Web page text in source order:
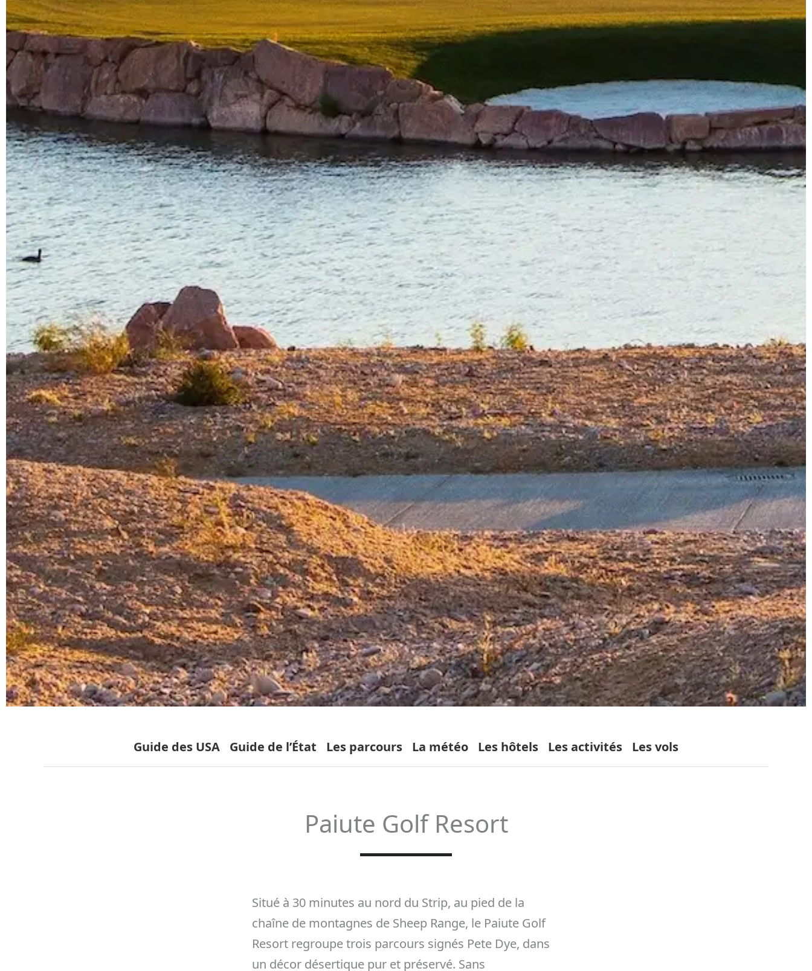
Guide des USA Guide de l’État Les parcours La météo Les hôtels Les activités Les vols
Paiute Golf Resort
Situé à 30 minutes au nord du Strip, au pied de la
chaîne de montagnes de Sheep Range, le Paiute Golf
Resort regroupe trois parcours signés Pete Dye, dans
un décor désertique pur et préservé. Sans